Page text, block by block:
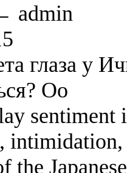
admin
глаза у
Оо
the